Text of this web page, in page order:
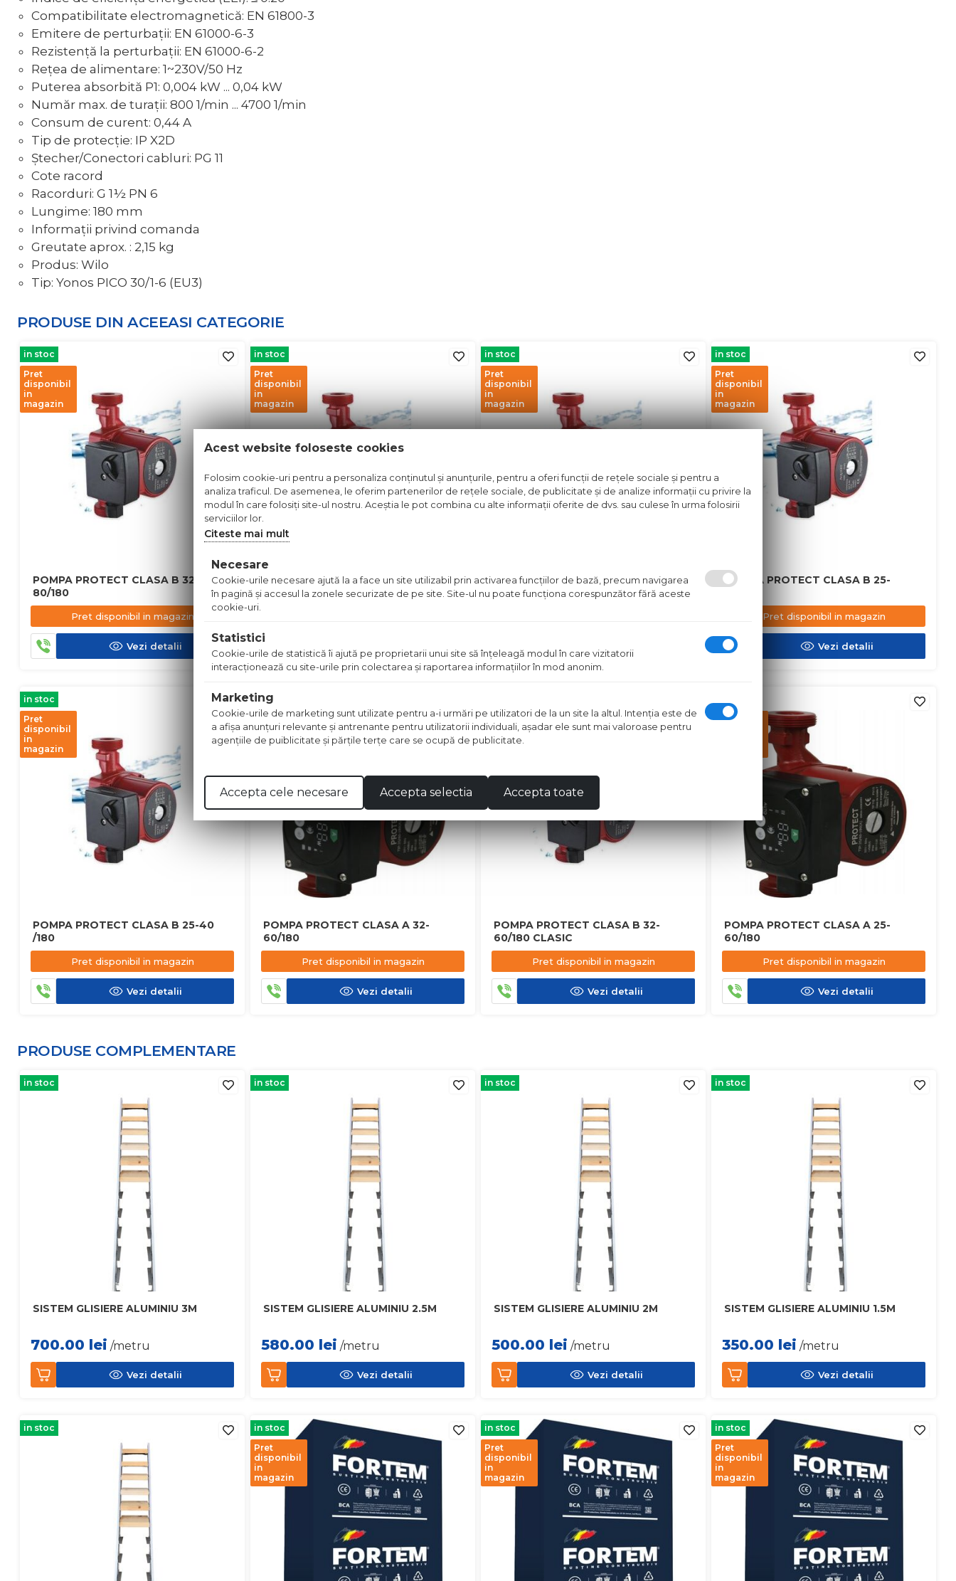
Compatibilitate electromagnetică: EN 61800-3
Emitere de perturbaţii: EN 61000-6-3
Rezistenţă la perturbaţii: EN 61000-6-2
Reţea de alimentare: 1~230V/50 Hz
Puterea absorbită P1: 0,004 kW ... 0,04 kW
Număr max. de turaţii: 800 1/min ... 4700 1/min
Consum de curent: 0,44 A
Tip de protecţie: IP X2D
Ştecher/Conectori cabluri: PG 11
Cote racord
Racorduri: G 1½ PN 6
Lungime: 180 mm
Informaţii privind comanda
Greutate aprox. : 2,15 kg
Produs: Wilo
Tip: Yonos PICO 30/1-6 (EU3)
PRODUSE DIN ACEEASI CATEGORIE
in stoc
Pret
disponibil
in
magazin
POMPA PROTECT CLASA B 32-
80/180
Pret disponibil in magazin
Vezi detalii
in stoc
Pret
disponibil
in
magazin
POMPA PROTECT CLASA B 32-
40/180
in stoc
Pret
disponibil
in
magazin
POMPA PROTECT CLASA B 25-80
/180
in stoc
Pret
disponibil
in
magazin
POMPA PROTECT CLASA B 25-
Pret disponibil in magazin
Vezi detalii
in stoc
Pret
disponibil
in
magazin
POMPA PROTECT CLASA B 25-40
/180
Pret disponibil in magazin
Vezi detalii
in stoc
Pret
disponibil
in
magazin
POMPA PROTECT CLASA A 32-
60/180
Pret disponibil in magazin
Vezi detalii
Pret
disponibil
in
POMPA PROTECT CLASA B 32-
60/180 CLASIC
Pret disponibil in magazin
Vezi detalii
Pret
POMPA PROTECT CLASA A 25-
60/180
Pret disponibil in magazin
Vezi detalii
PRODUSE COMPLEMENTARE
in stoc
SISTEM GLISIERE ALUMINIU 3M
700.00 lei /metru
Vezi detalii
in stoc
SISTEM GLISIERE ALUMINIU 2.5M
580.00 lei /metru
Vezi detalii
in stoc
SISTEM GLISIERE ALUMINIU 2M
500.00 lei /metru
Vezi detalii
in stoc
SISTEM GLISIERE ALUMINIU 1.5M
350.00 lei /metru
Vezi detalii
in stoc
in stoc
Pret
disponibil
in
magazin
in stoc
Pret
disponibil
in
magazin
in stoc
Pret
disponibil
in
magazin
Acest website foloseste cookies
Folosim cookie-uri pentru a personaliza conținutul și anunțurile, pentru a oferi funcții de rețele sociale și pentru a
analiza traficul. De asemenea, le oferim partenerilor de rețele sociale, de publicitate și de analize informații cu privire la
modul în care folosiți site-ul nostru. Aceștia le pot combina cu alte informații oferite de dvs. sau culese în urma folosirii
serviciilor lor.
Citeste mai mult
Necesare
Cookie-urile necesare ajută la a face un site utilizabil prin activarea funcţiilor de bază, precum navigarea
în pagină şi accesul la zonele securizate de pe site. Site-ul nu poate funcţiona corespunzător fără aceste
cookie-uri.
Statistici
Cookie-urile de statistică îi ajută pe proprietarii unui site să înţeleagă modul în care vizitatorii
interacţionează cu site-urile prin colectarea şi raportarea informaţiilor în mod anonim.
Marketing
Cookie-urile de marketing sunt utilizate pentru a-i urmări pe utilizatori de la un site la altul. Intenţia este de
a afişa anunţuri relevante şi antrenante pentru utilizatorii individuali, aşadar ele sunt mai valoroase pentru
agenţiile de puiblicitate şi părţile terţe care se ocupă de publicitate.
Accepta cele necesare Accepta selectia Accepta toate